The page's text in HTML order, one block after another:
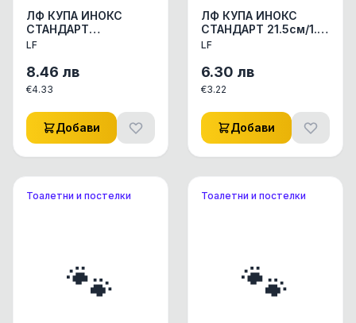
ЛФ КУПА ИНОКС
СТАНДАРТ
24.5см/2.80 литра
КОТЕ КУПИЧКИ/WC
СЪДОВЕ 1БР
LF
8.46 лв
€4.33
Добави
ЛФ КУПА ИНОКС
СТАНДАРТ 21.5см/1.6
литра АКСЕСОАРИ
КУПИЧКИ/WC
СЪДОВЕ 1БР
LF
6.30 лв
€3.22
Добави
Тоалетни и постелки
🐾
Тоалетни и постелки
🐾